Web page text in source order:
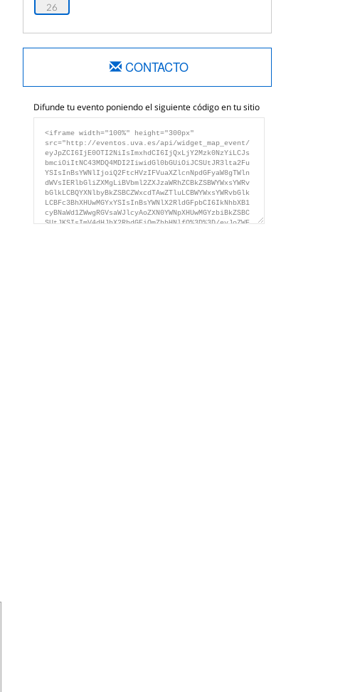
26
CONTACTO
Difunde tu evento poniendo el siguiente código en tu sitio